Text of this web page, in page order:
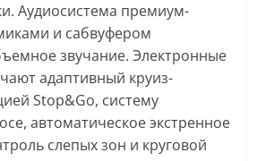
Аудиосистема премиум-
и сабвуфером
звучание. Электронные
адаптивный круиз-
Stop&Go, систему
автоматическое экстренное
слепых зон и круговой